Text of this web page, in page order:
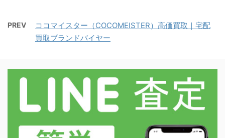
PREV
ココマイスター（COCOMEISTER）高価買取｜宅配
買取ブランドバイヤー